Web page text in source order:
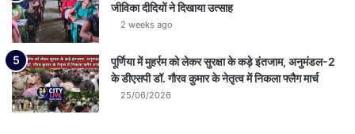
जीविका दीदियों ने दिखाया उत्साह
2 weeks ago
पूर्णिया में मुहर्रम को लेकर सुरक्षा के कड़े इंतजाम, अनुमंडल-2
के डीएसपी डॉ. गौरव कुमार के नेतृत्व में निकला फ्लैग मार्च
25/06/2026